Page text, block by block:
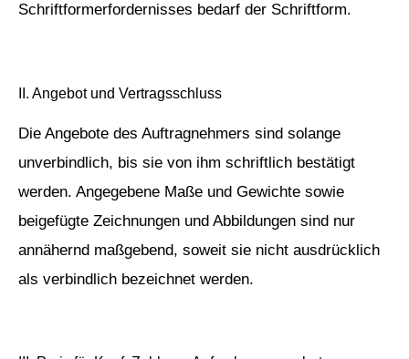
Schriftformerfordernisses bedarf der Schriftform.
II. Angebot und Vertragsschluss
Die Angebote des Auftragnehmers sind solange
unverbindlich, bis sie von ihm schriftlich bestätigt
werden. Angegebene Maße und Gewichte sowie
beigefügte Zeichnungen und Abbildungen sind nur
annähernd maßgebend, soweit sie nicht ausdrücklich
als verbindlich bezeichnet werden.